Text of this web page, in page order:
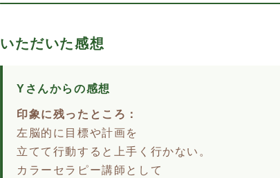
いただいた感想
Yさんからの感想
印象に残ったところ：
左脳的に目標や計画を
立てて行動すると上手く行かない。
カラーセラピー講師として